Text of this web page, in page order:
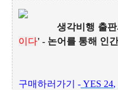
생각비행 출
이다' - 논어를 통해 인
구매하러가기 - YES 24,